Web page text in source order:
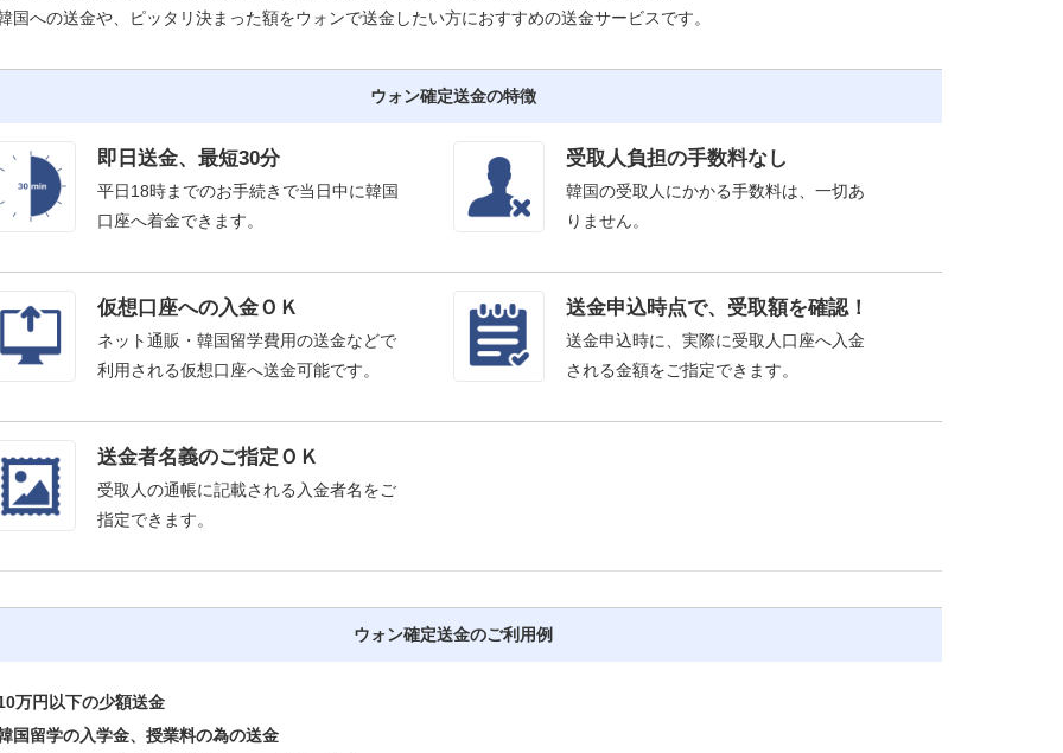
国への送金や、ピッタリ決まった額をウォンで送金したい方におすすめの送金サービスです。
ウォン確定送金の特徴
即日送金、最短30分
平日18時までのお手続きで当日中に韓国
口座へ着金できます。
受取人負担の手数料なし
韓国の受取人にかかる手数料は、一切あ
りません。
仮想口座への入金ＯＫ
ネット通販・韓国留学費用の送金などで
利用される仮想口座へ送金可能です。
送金申込時点で、受取額を確認！
送金申込時に、実際に受取人口座へ入金
される金額をご指定できます。
送金者名義のご指定ＯＫ
受取人の通帳に記載される入金者名をご
指定できます。
ウォン確定送金のご利用例
万円以下の少額送金
国留学の入学金、授業料の為の送金